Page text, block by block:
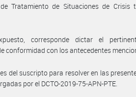
Tratamiento de Situaciones de Crisis
corresponde dictar el
conformidad con los antecedentes
del suscripto para resolver en las
por el DCTO-2019-75-APN-PTE.